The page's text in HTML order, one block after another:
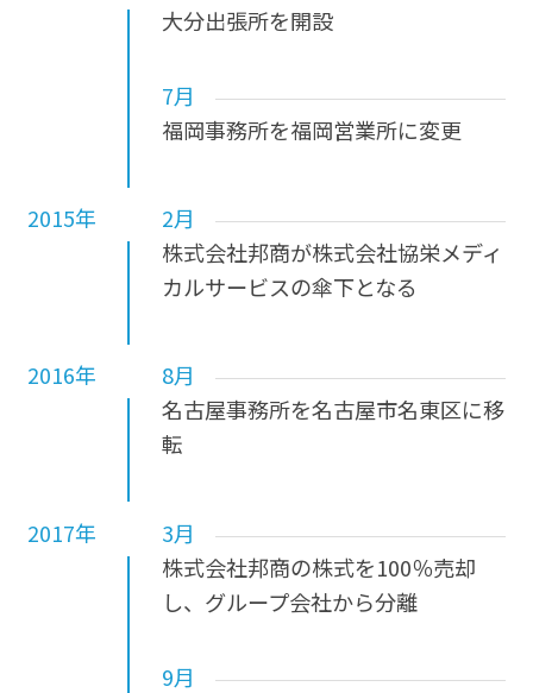
大分出張所を開設
7月
福岡事務所を福岡営業所に変更
2015年
2月
株式会社邦商が株式会社協栄メディ
カルサービスの傘下となる
2016年
8月
名古屋事務所を名古屋市名東区に移
転
2017年
3月
株式会社邦商の株式を100％売却
し、グループ会社から分離
9月